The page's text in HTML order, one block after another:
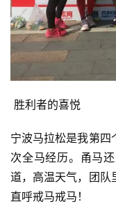
胜利者的喜悦
宁波马拉松是我第四
次全马经历。甬马
道，高温天气，团队
直呼戒马戒马！